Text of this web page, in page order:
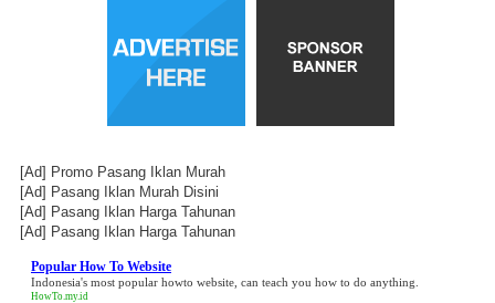
[Ad] Promo Pasang Iklan Murah
[Ad] Pasang Iklan Murah Disini
[Ad] Pasang Iklan Harga Tahunan
[Ad] Pasang Iklan Harga Tahunan
Popular How To Website
Indonesia's most popular howto website, can teach you how to do anything.
HowTo.my.id